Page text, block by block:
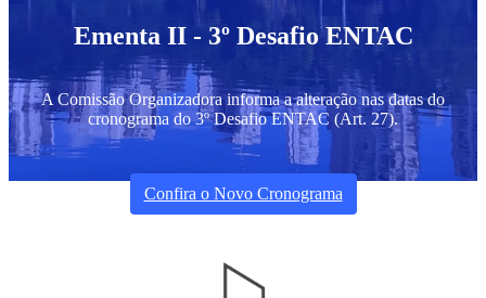
Ementa II - 3º Desafio ENTAC
A Comissão Organizadora informa a alteração nas datas do
cronograma do 3º Desafio ENTAC (Art. 27).
Confira o Novo Cronograma